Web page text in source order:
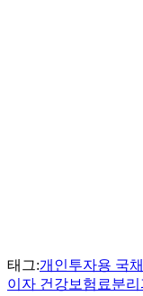
태그:개인투자용 국
이자 건강보험료분